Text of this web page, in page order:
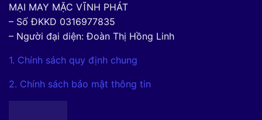
MẠI MAY MẶC VĨNH PHÁT
– Số ĐKKD 0316977835
– Người đại diện: Đoàn Thị Hồng Linh
1. Chính sách quy định chung
2. Chính sách bảo mật thông tin